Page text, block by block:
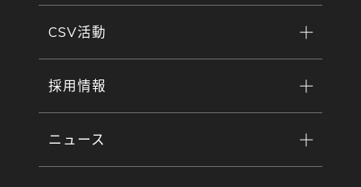
CSV活動
採用情報
ニュース